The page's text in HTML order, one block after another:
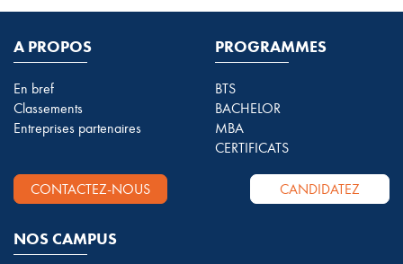
A PROPOS
En bref
Classements
Entreprises partenaires
PROGRAMMES
BTS
BACHELOR
MBA
CERTIFICATS
CONTACTEZ-NOUS CANDIDATEZ
NOS CAMPUS